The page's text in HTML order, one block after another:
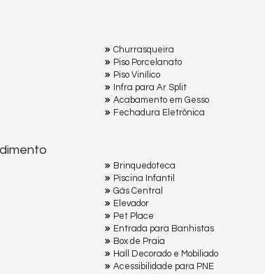
Churrasqueira
Piso Porcelanato
Piso Vinílico
Infra para Ar Split
Acabamento em Gesso
Fechadura Eletrônica
Brinquedoteca
Piscina Infantil
Gás Central
Elevador
Pet Place
Entrada para Banhistas
Box de Praia
Hall Decorado e Mobiliado
Acessibilidade para PNE